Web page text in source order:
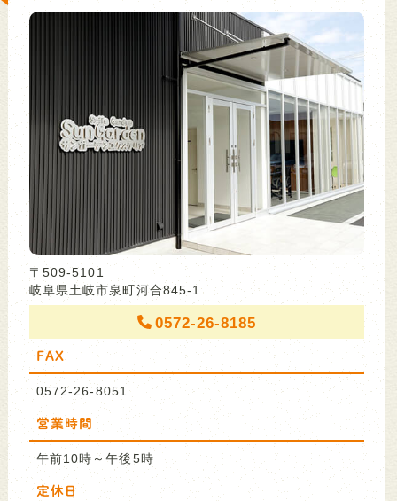
〒509-5101
岐阜県土岐市泉町河合845-1
0572-26-8185
FAX
0572-26-8051
営業時間
午前10時～午後5時
定休日